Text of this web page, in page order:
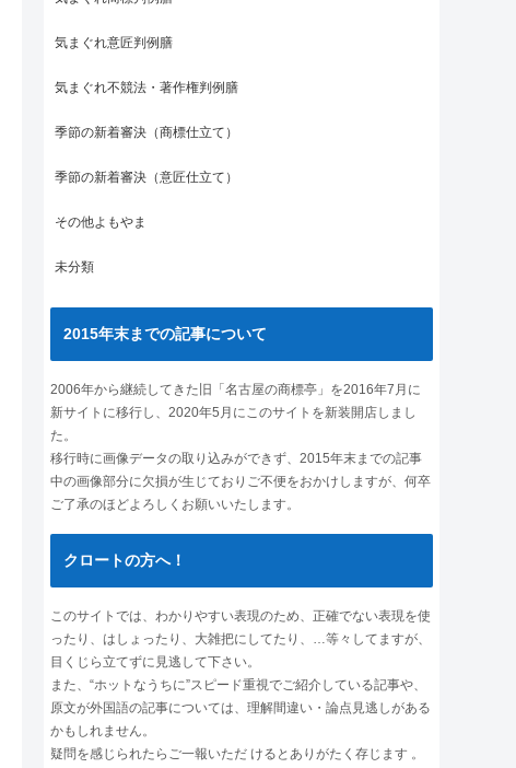
気まぐれ意匠判例膳
気まぐれ不競法・著作権判例膳
季節の新着審決（商標仕立て）
季節の新着審決（意匠仕立て）
その他よもやま
未分類
2015年末までの記事について
2006年から継続してきた旧「名古屋の商標亭」を2016年7月に
新サイトに移行し、2020年5月にこのサイトを新装開店しまし
た。
移行時に画像データの取り込みができず、2015年末までの記事
中の画像部分に欠損が生じておりご不便をおかけしますが、何卒
ご了承のほどよろしくお願いいたします。
クロートの方へ！
このサイトでは、わかりやすい表現のため、正確でない表現を使
ったり、はしょったり、大雑把にしてたり、…等々してますが、
目くじら立てずに見逃して下さい。
また、“ホットなうちに”スピード重視でご紹介している記事や、
原文が外国語の記事については、理解間違い・論点見逃しがある
かもしれません。
疑問を感じられたらご一報いただ けるとありがたく存じます 。